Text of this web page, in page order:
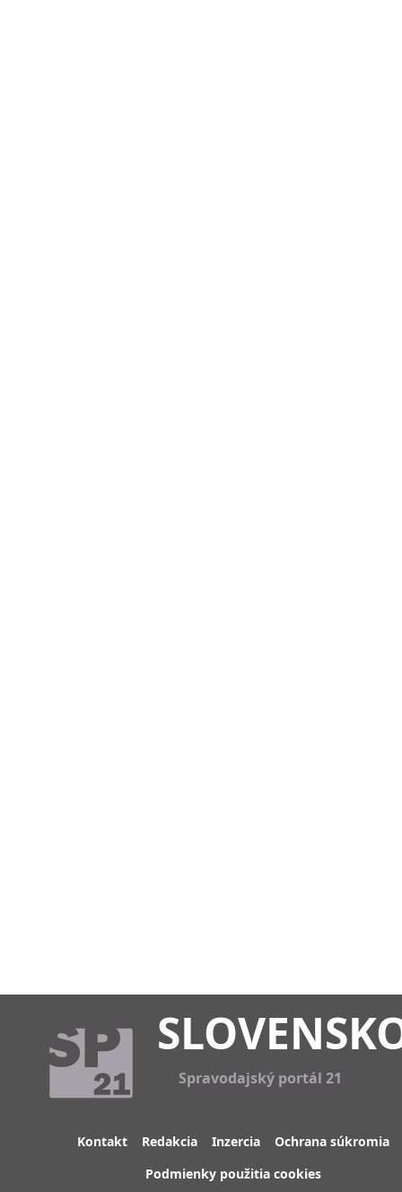
Spravodajský portál 21
Kontakt Redakcia Inzercia
Ochrana súkromia
Podmienky použitia cookies